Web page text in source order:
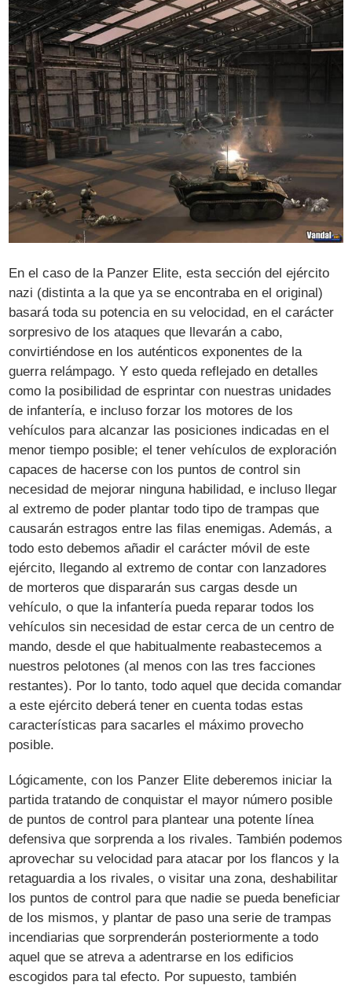
En el caso de la Panzer Elite, esta sección del ejército
nazi (distinta a la que ya se encontraba en el original)
basará toda su potencia en su velocidad, en el carácter
sorpresivo de los ataques que llevarán a cabo,
convirtiéndose en los auténticos exponentes de la
guerra relámpago. Y esto queda reflejado en detalles
como la posibilidad de esprintar con nuestras unidades
de infantería, e incluso forzar los motores de los
vehículos para alcanzar las posiciones indicadas en el
menor tiempo posible; el tener vehículos de exploración
capaces de hacerse con los puntos de control sin
necesidad de mejorar ninguna habilidad, e incluso llegar
al extremo de poder plantar todo tipo de trampas que
causarán estragos entre las filas enemigas. Además, a
todo esto debemos añadir el carácter móvil de este
ejército, llegando al extremo de contar con lanzadores
de morteros que dispararán sus cargas desde un
vehículo, o que la infantería pueda reparar todos los
vehículos sin necesidad de estar cerca de un centro de
mando, desde el que habitualmente reabastecemos a
nuestros pelotones (al menos con las tres facciones
restantes). Por lo tanto, todo aquel que decida comandar
a este ejército deberá tener en cuenta todas estas
características para sacarles el máximo provecho
posible.
Lógicamente, con los Panzer Elite deberemos iniciar la
partida tratando de conquistar el mayor número posible
de puntos de control para plantear una potente línea
defensiva que sorprenda a los rivales. También podemos
aprovechar su velocidad para atacar por los flancos y la
retaguardia a los rivales, o visitar una zona, deshabilitar
los puntos de control para que nadie se pueda beneficiar
de los mismos, y plantar de paso una serie de trampas
incendiarias que sorprenderán posteriormente a todo
aquel que se atreva a adentrarse en los edificios
escogidos para tal efecto. Por supuesto, también